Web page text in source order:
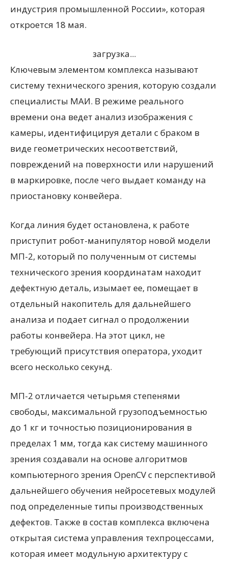
индустрия промышленной России», которая
откроется 18 мая.
загрузка...
Ключевым элементом комплекса называют
систему технического зрения, которую создали
специалисты МАИ. В режиме реального
времени она ведет анализ изображения с
камеры, идентифицируя детали с браком в
виде геометрических несоответствий,
повреждений на поверхности или нарушений
в маркировке, после чего выдает команду на
приостановку конвейера.
Когда линия будет остановлена, к работе
приступит робот-манипулятор новой модели
МП-2, который по полученным от системы
технического зрения координатам находит
дефектную деталь, изымает ее, помещает в
отдельный накопитель для дальнейшего
анализа и подает сигнал о продолжении
работы конвейера. На этот цикл, не
требующий присутствия оператора, уходит
всего несколько секунд.
МП-2 отличается четырьмя степенями
свободы, максимальной грузоподъемностью
до 1 кг и точностью позиционирования в
пределах 1 мм, тогда как систему машинного
зрения создавали на основе алгоритмов
компьютерного зрения OpenCV с перспективой
дальнейшего обучения нейросетевых модулей
под определенные типы производственных
дефектов. Также в состав комплекса включена
открытая система управления техпроцессами,
которая имеет модульную архитектуру с